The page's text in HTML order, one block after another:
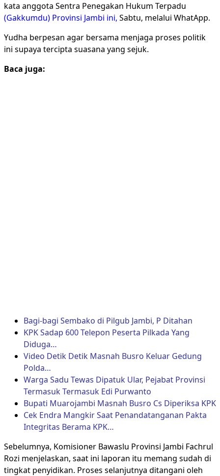
kata anggota Sentra Penegakan Hukum Terpadu
(Gakkumdu) Provinsi Jambi ini, Sabtu, melalui WhatApp.
Yudha berpesan agar bersama menjaga proses politik
ini supaya tercipta suasana yang sejuk.
Baca juga:
Bagi-bagi Sembako di Pilgub Jambi, P Ditahan
KPK Sadap 600 Telepon Peserta Pilkada Yang
Diduga…
Video Detik Detik Masnah Busro Keluar Gedung
Polda…
Warga Sadu Tewas Dipatuk Ular, Pejabat Provinsi
TermasukTermasuk Edi Purwanto
Bupati Muarojambi Masnah Busro Cs Diperiksa KPK
Cek Endra Mangkir Saat Penandatanganan Pakta
Integritas Berama KPK…
Sebelumnya, Komisioner Bawaslu Provinsi Jambi Fachrul
Rozi menjelaskan, saat ini laporan itu memang sudah di
tingkat penyidikan. Proses selanjutnya ditangani oleh